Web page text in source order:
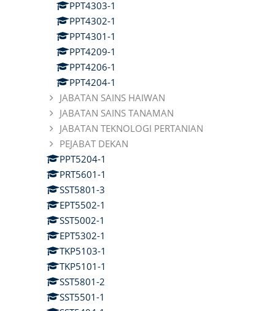
PPT4303-1
PPT4302-1
PPT4301-1
PPT4209-1
PPT4206-1
PPT4204-1
JABATAN SAINS HAIWAN
JABATAN SAINS TANAMAN
JABATAN TEKNOLOGI PERTANIAN
PEJABAT DEKAN
PPT5204-1
PRT5601-1
SST5801-3
EPT5502-1
SST5002-1
EPT5302-1
TKP5103-1
TKP5101-1
SST5801-2
SST5501-1